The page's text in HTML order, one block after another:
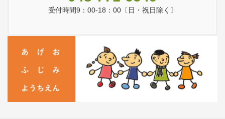
受付時間9：00-18：00〔日・祝日除く〕